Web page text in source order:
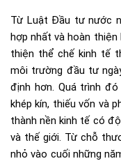
Từ Luật Đầu tư nước
hợp nhất và hoàn
thiện thể chế kinh tế
môi trường đầu tư
định hơn. Quá trình
khép kín, thiếu vốn và
thành nền kinh tế có
và thế giới. Từ chỗ
nhỏ vào cuối những